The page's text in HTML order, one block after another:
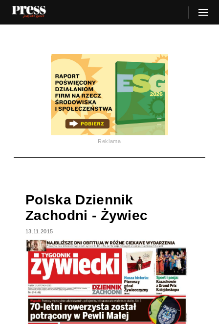
Reklama
Polska Dziennik
Zachodni - Żywiec
13.11.2015